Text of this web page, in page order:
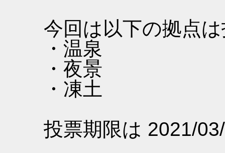
今回は以下の拠点
・温泉
・夜景
・凍土
投票期限は 2021/